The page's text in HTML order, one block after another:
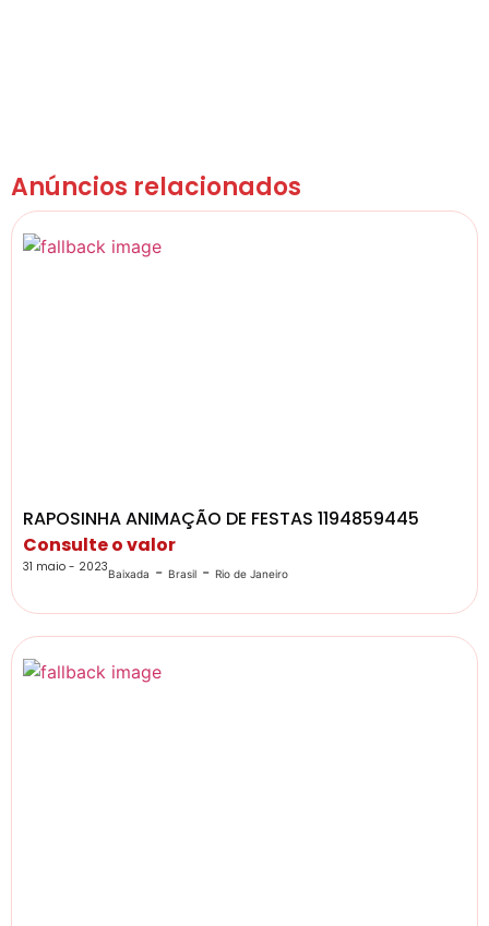
Anúncios relacionados
RAPOSINHA ANIMAÇÃO DE FESTAS 1194859445
Consulte o valor
31 maio - 2023Baixada - Brasil - Rio de Janeiro